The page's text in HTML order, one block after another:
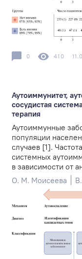
0 410
Аутоиммунитет,
сосудистая
терапия
Аутоиммунные
популяции
случаев [1].
системных
в зависимости от
О. М. Моисеева